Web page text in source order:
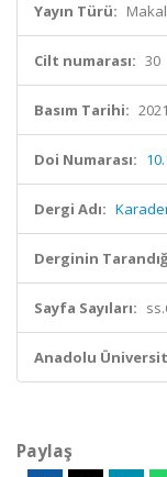
Yayın Türü:
Cilt numarası: 30
Basım Tarihi: 2021
Doi Numarası:
Dergi Adı:
Derginin
Sayfa Sayıları:
Anadolu
Paylaş